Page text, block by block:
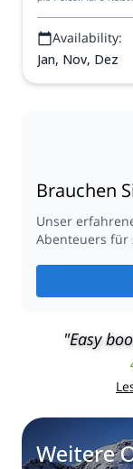
Availability:
Jan, Nov, Dez
Brauchen
Unser
Abenteuers für
"Easy
Weitere